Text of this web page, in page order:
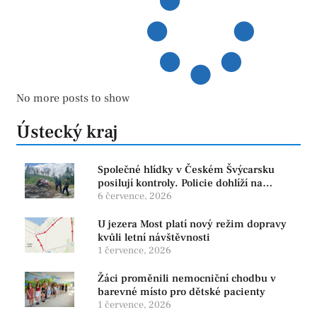
No more posts to show
Ústecký kraj
Společné hlídky v Českém Švýcarsku
posilují kontroly. Policie dohlíží na
bezpečnost i ochranu přírody
6 července, 2026
U jezera Most platí nový režim dopravy
kvůli letní návštěvnosti
1 července, 2026
Žáci proměnili nemocniční chodbu v
barevné místo pro dětské pacienty
1 července, 2026